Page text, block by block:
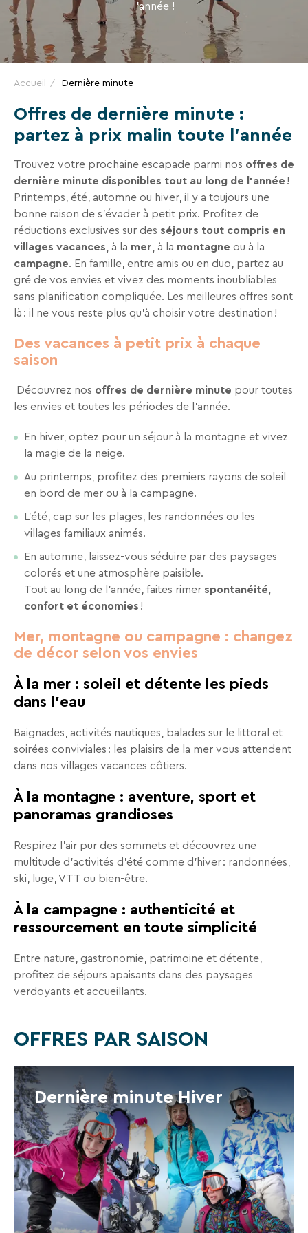
VACANCES
l’année !
Accueil Dernière minute
Offres de dernière minute :
partez à prix malin toute l’année
Trouvez votre prochaine escapade parmi nos offres de
dernière minute disponibles tout au long de l’année!
Printemps, été, automne ou hiver, il y a toujours une
bonne raison de s’évader à petit prix. Profitez de
réductions exclusives sur des séjours tout compris en
villages vacances, à la mer, à la montagne ou à la
campagne. En famille, entre amis ou en duo, partez au
gré de vos envies et vivez des moments inoubliables
sans planification compliquée. Les meilleures offres sont
là : il ne vous reste plus qu’à choisir votre destination !
Des vacances à petit prix à chaque
saison
Découvrez nos offres de dernière minute pour toutes
les envies et toutes les périodes de l’année.
En hiver, optez pour un séjour à la montagne et vivez
la magie de la neige.
Au printemps, profitez des premiers rayons de soleil
en bord de mer ou à la campagne.
L’été, cap sur les plages, les randonnées ou les
villages familiaux animés.
En automne, laissez-vous séduire par des paysages
colorés et une atmosphère paisible.
Tout au long de l’année, faites rimerspontanéité,
confort et économies!
Mer, montagne ou campagne : changez
de décor selon vos envies
À la mer : soleil et détente les pieds
dans l’eau
Baignades, activités nautiques, balades sur le littoral et
soirées conviviales : les plaisirs de la mer vous attendent
dans nos villages vacances côtiers.
À la montagne : aventure, sport et
panoramas grandioses
Respirez l’air pur des sommets et découvrez une
multitude d’activités d’été comme d’hiver : randonnées,
ski, luge, VTT ou bien-être.
À la campagne : authenticité et
ressourcement en toute simplicité
Entre nature, gastronomie, patrimoine et détente,
profitez de séjours apaisants dans des paysages
verdoyants et accueillants.
OFFRES PAR SAISON
Dernière minute Hiver
VTF,
des
offres
exclusives
et
des
bons
plans
pour
vos
vacances
!
Il
suffit
d’un
clic
tous
les
jours,
directement
votre
boîte
mail,
toutes
nouveautés,
bons
plans,
promos,
idées
ou
conseils
pour
bien
vos
prochaines
vacances.
Votre
adresse
mail
En
votre
adresse
email
vous
recevoir
newsletter
de
VTF.
Vous
pouvez
vous
désinscrire
à
tout
moment
à
l’aide